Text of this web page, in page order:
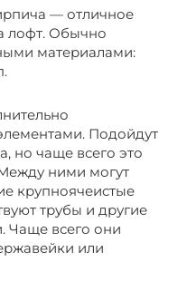
— отличное
лофт. Обычно
материалами:
Подойдут
но чаще всего это
ними могут
крупноячеистые
трубы и другие
Чаще всего они
или